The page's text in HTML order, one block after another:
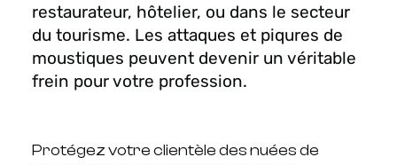
restaurateur, hôtelier, ou dans le secteur
du tourisme. Les attaques et piqures de
moustiques peuvent devenir un véritable
frein pour votre profession.
Protégez votre clientèle des nuées de